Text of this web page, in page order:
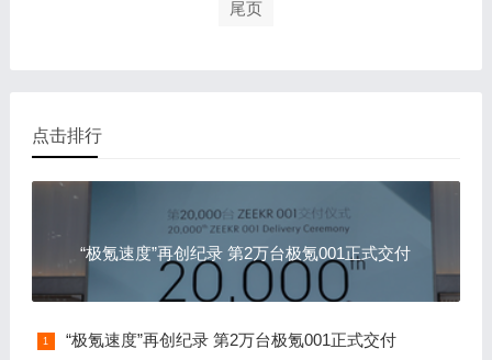
尾页
点击排行
“极氪速度”再创纪录 第2万台极氪001正式交付
“极氪速度”再创纪录 第2万台极氪001正式交付